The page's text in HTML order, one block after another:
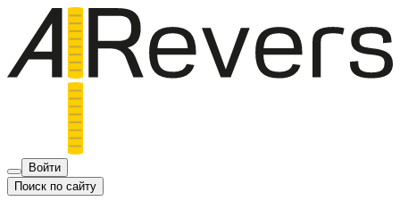
Войти
Поиск по сайту